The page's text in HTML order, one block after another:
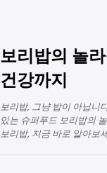
보리밥의 놀
건강까지
보리밥, 그냥 밥이 아닙니
있는 슈퍼푸드 보리밥의
보리밥, 지금 바로 알아보